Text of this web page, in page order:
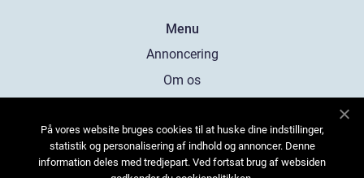
Menu
Annoncering
Om os
Kontakt os
Sitemap
På vores website bruges cookies til at huske dine indstillinger,
statistik og personalisering af indhold og annoncer. Denne
information deles med tredjepart. Ved fortsat brug af websiden